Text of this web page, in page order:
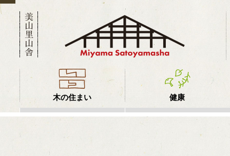
木の住まい 健康